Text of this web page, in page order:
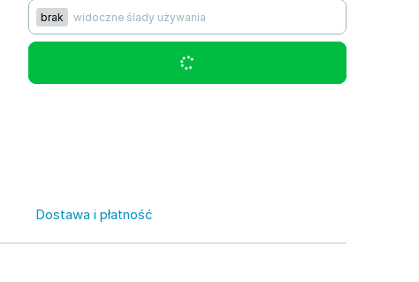
brak widoczne ślady używania
Dostawa i płatność